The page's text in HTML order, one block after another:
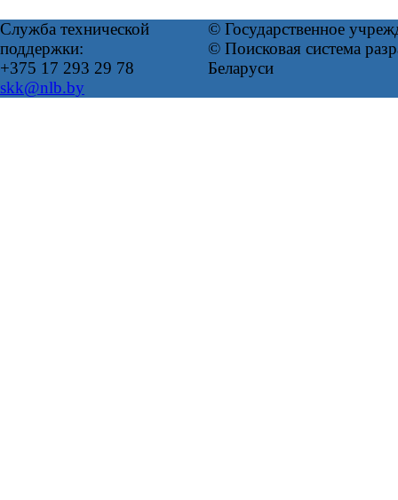
Служба технической
поддержки:
+375 17 293 29 78
skk@nlb.by
© Государственное
© Поисковая система
Беларуси